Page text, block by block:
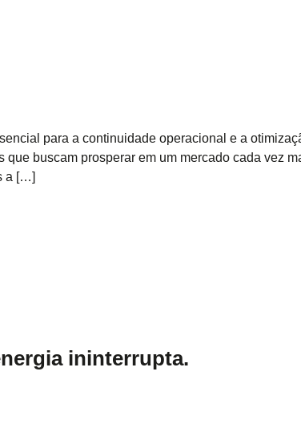
para a continuidade operacional e a
buscam prosperar em um mercado cada vez
a […]
ininterrupta.